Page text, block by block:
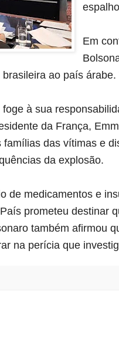
Em
ao país
à sua
da França,
das vítimas e
da explosão.
de medicamentos e
prometeu destinar
também afirmou
na perícia que